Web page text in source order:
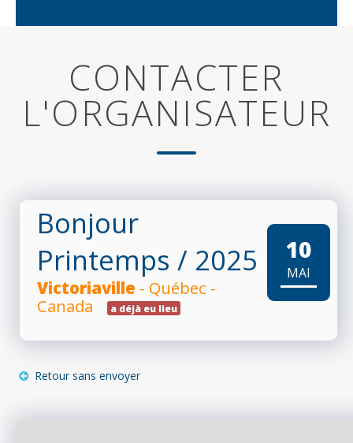
CONTACTER
L'ORGANISATEUR
Bonjour
Printemps / 2025
Victoriaville - Québec -
Canada
a déjà eu lieu
10
MAI
Retour sans envoyer